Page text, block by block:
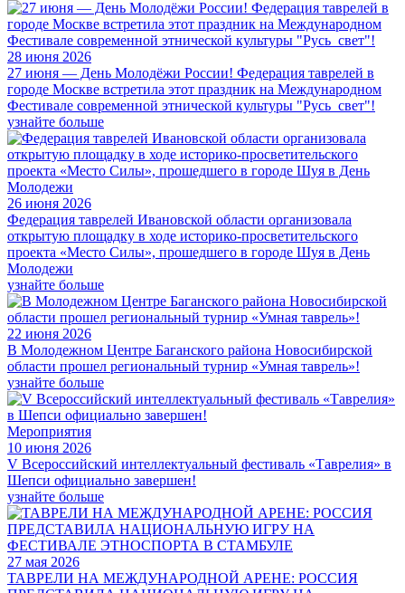
28 июня 2026
27 июня — День Молодёжи России! Федерация таврелей в
городе Москве встретила этот праздник на Международном
Фестивале современной этнической культуры "Русь_свет"!
узнайте больше
26 июня 2026
Федерация таврелей Ивановской области организовала
открытую площадку в ходе историко-просветительского
проекта «Место Силы», прошедшего в городе Шуя в День
Молодежи
узнайте больше
22 июня 2026
В Молодежном Центре Баганского района Новосибирской
области прошел региональный турнир «Умная таврель»!
узнайте больше
Мероприятия
10 июня 2026
V Всероссийский интеллектуальный фестиваль «Таврелия» в
Шепси официально завершен!
узнайте больше
27 мая 2026
ТАВРЕЛИ НА МЕЖДУНАРОДНОЙ АРЕНЕ: РОССИЯ